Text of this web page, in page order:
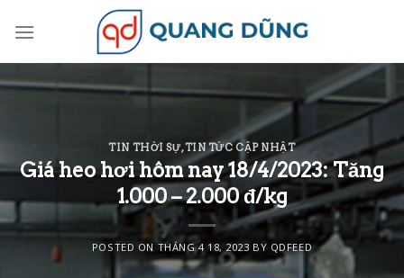
TIN THỜI SỰ,TIN TỨC CẬP NHẬT
Giá heo hơi hôm nay 18/4/2023: Tăng
1.000 – 2.000 đ/kg
POSTED ONTHÁNG 4 18, 2023 BY QDFEED